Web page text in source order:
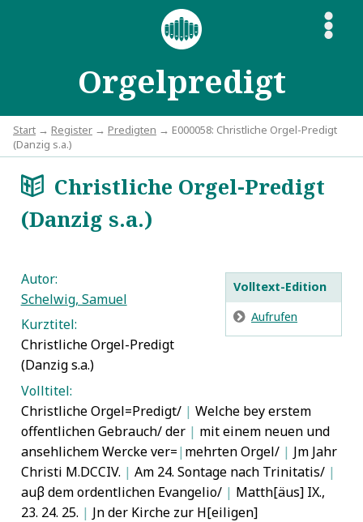
Orgelpredigt
S
Start → Register → Predigten → E000058: Christliche Orgel-Predigt
(Danzig s.a.)
aChristliche Orgel-Predigt
(Danzig s.a.)
Volltext-Edition
E Aufrufen
Autor:
Schelwig, Samuel
Kurztitel:
Christliche Orgel-Predigt
(Danzig s.a.)
Volltitel:
Christliche Orgel=Predigt/ | Welche bey erstem
offentlichen Gebrauch/ der | mit einem neuen und
ansehlichem Wercke ver=| mehrten Orgel/ | Jm Jahr
Christi M.DCCIV. | Am 24. Sontage nach Trinitatis/ |
auβ dem ordentlichen Evangelio/ | Matth[äus] IX.,
23. 24. 25. | Jn der Kirche zur H[eiligen]